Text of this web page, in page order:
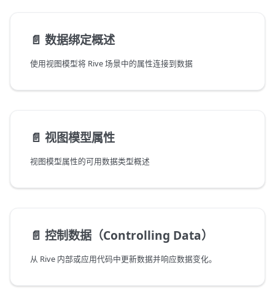
📄️ 数据绑定概述
使用视图模型将 Rive 场景中的属性连接到数据
📄️ 视图模型属性
视图模型属性的可用数据类型概述
📄️ 控制数据（Controlling Data）
从 Rive 内部或应用代码中更新数据并响应数据变化。